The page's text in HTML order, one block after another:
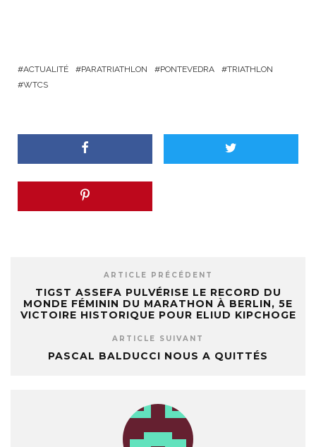
ACTUALITÉ PARATRIATHLON PONTEVEDRA
TRIATHLON
WTCS
ARTICLE PRÉCÉDENT
TIGST ASSEFA PULVÉRISE LE RECORD DU
MONDE FÉMININ DU MARATHON À BERLIN, 5E
VICTOIRE HISTORIQUE POUR ELIUD KIPCHOGE
ARTICLE SUIVANT
PASCAL BALDUCCI NOUS A QUITTÉS